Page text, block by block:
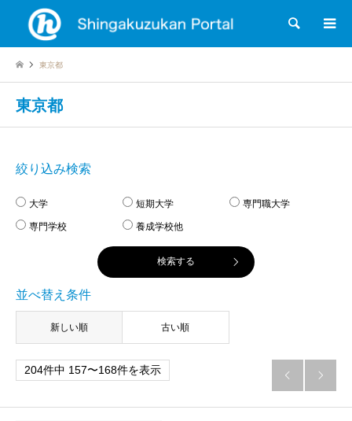
検索
東京都
東京都
絞り込み検索
大学 短期大学 専門職大学
専門学校 養成学校他
並べ替え条件
新しい順 古い順
204件中 157〜168件を表示  